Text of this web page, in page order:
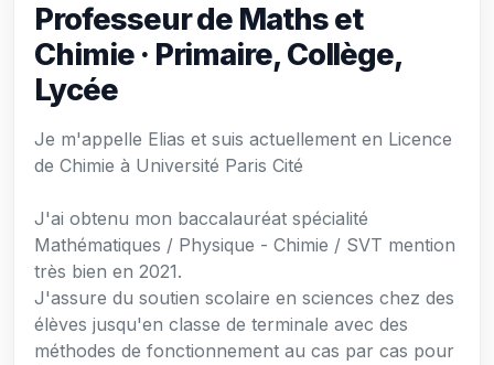
Professeur de Maths et
Chimie · Primaire, Collège,
Lycée
Je m'appelle Elias et suis actuellement en Licence
de Chimie à Université Paris Cité
J'ai obtenu mon baccalauréat spécialité
Mathématiques / Physique - Chimie / SVT mention
très bien en 2021.
J'assure du soutien scolaire en sciences chez des
élèves jusqu'en classe de terminale avec des
méthodes de fonctionnement au cas par cas pour